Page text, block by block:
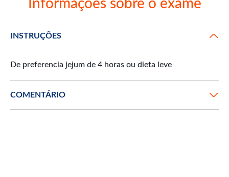
Informações sobre o exame
INSTRUÇÕES
COMENTÁRIO